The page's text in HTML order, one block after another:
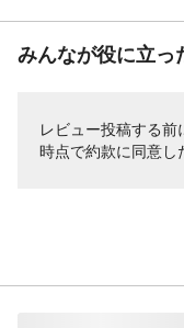
みんなが役に立っ
レビュー投稿する前
時点で約款に同意し